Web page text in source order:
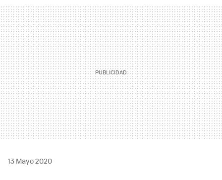
MAIL
13 Mayo 2020